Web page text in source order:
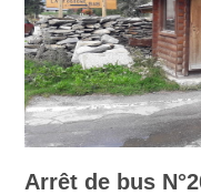
Arrêt de bus